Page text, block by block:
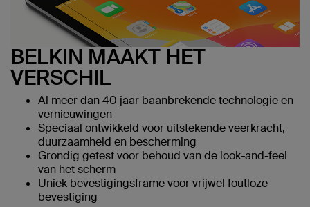
BELKIN MAAKT HET
VERSCHIL
Al meer dan 40 jaar baanbrekende technologie en
vernieuwingen
Speciaal ontwikkeld voor uitstekende veerkracht,
duurzaamheid en bescherming
Grondig getest voor behoud van de look-and-feel
van het scherm
Uniek bevestigingsframe voor vrijwel foutloze
bevestiging